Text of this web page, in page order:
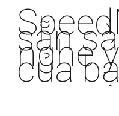
sẵn
nghe
của